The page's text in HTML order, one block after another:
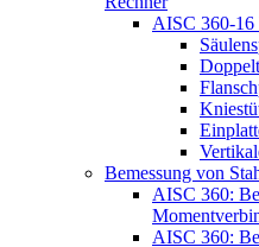
AISC 360-16
Bemessung von
AISC 360:
AISC 360: